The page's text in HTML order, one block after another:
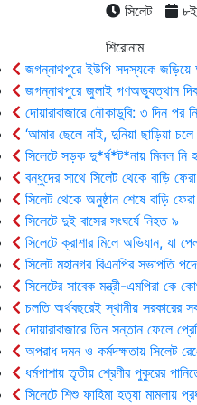
সিলেট
শিরোনাম
জগন্নাথপুরে ইউপি সদস্যকে জড়িয়ে
জগন্নাথপুরে জুলাই গণঅভ্যুত্থান
দোয়ারাবাজারে নৌকাডুবি: ৩ দিন পর
‘আমার ছেলে নাই, দুনিয়া ছাড়িয়া চলে
সিলেটে সড়ক দু*র্ঘ*ট*নায় মিলল নি
বন্ধুদের সাথে সিলেট থেকে বাড়ি
সিলেট থেকে অনুষ্ঠান শেষে বাড়ি
সিলেটে দুই বাসের সংঘর্ষে নিহত ৯
সিলেটে ক্রাশার মিলে অভিযান, যা
সিলেট মহানগর বিএনপির সভাপতি
সিলেটের সাবেক মন্ত্রী-এমপিরা কে
চলতি অর্থবছরেই স্থানীয় সরকারের
দোয়ারাবাজারে তিন সন্তান ফেলে
অপরাধ দমন ও কর্মদক্ষতায় সিলেট
ধর্মপাশায় তৃতীয় শ্রেণীর পুকুরের
সিলেটে শিশু ফাহিমা হত্যা মামলায়